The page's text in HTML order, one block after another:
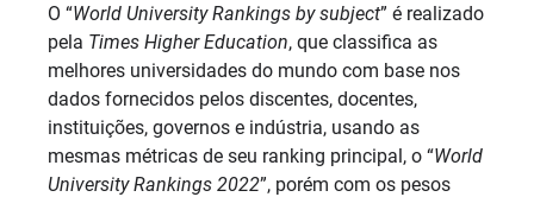
O “World University Rankings by subject” é realizado
pela Times Higher Education, que classifica as
melhores universidades do mundo com base nos
dados fornecidos pelos discentes, docentes,
instituições, governos e indústria, usando as
mesmas métricas de seu ranking principal, o “World
University Rankings 2022”, porém com os pesos